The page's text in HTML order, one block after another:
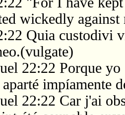
wickedly against
Quia custodivi
22:22 Porque
impíamente
22:22 Car j'ai